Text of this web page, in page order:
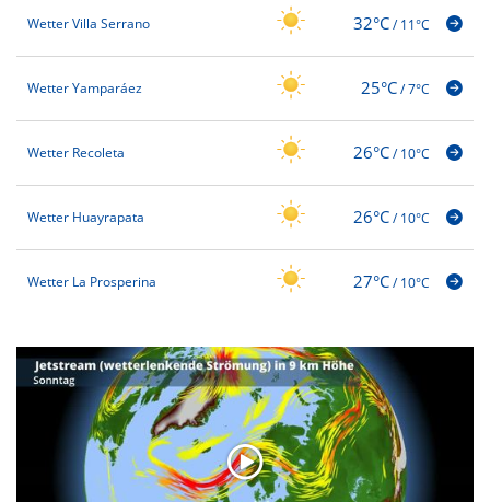
Wetter Villa Serrano 32°C/11°C
Wetter Yamparáez 25°C/7°C
Wetter Recoleta 26°C/10°C
Wetter Huayrapata 26°C/10°C
Wetter La Prosperina 27°C/10°C